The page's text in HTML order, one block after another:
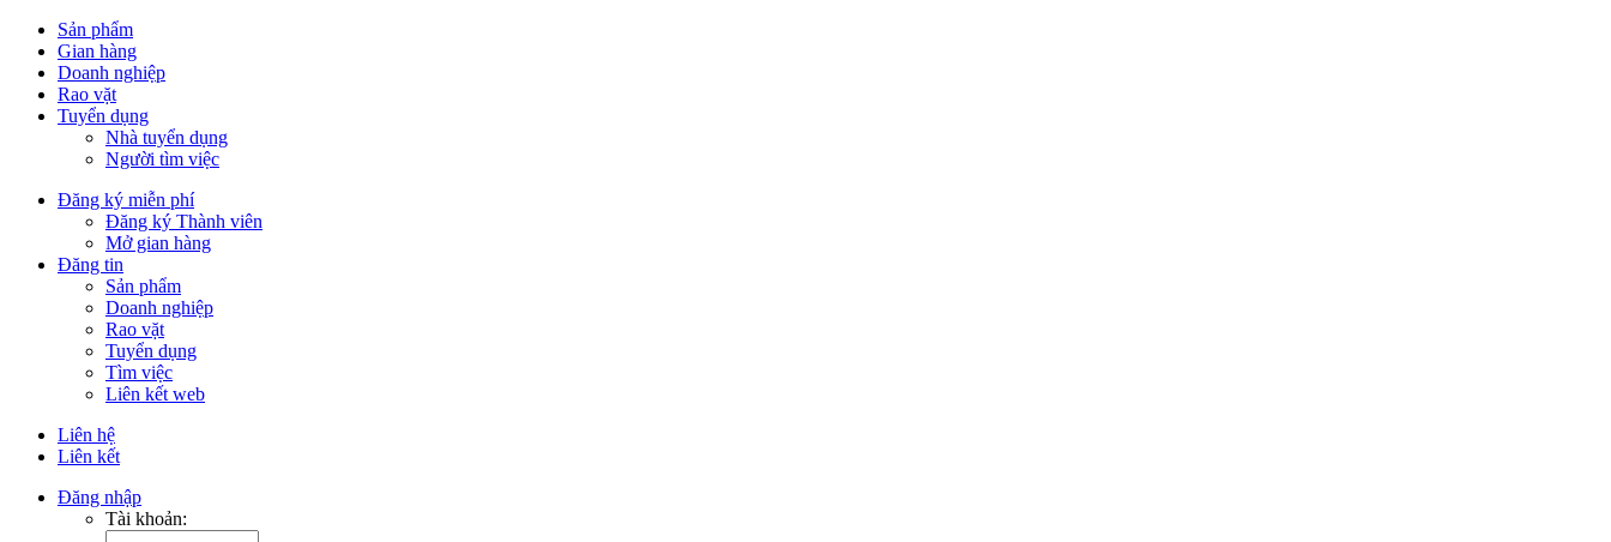
Sản phẩm
Gian hàng
Doanh nghiệp
Rao vặt
Tuyển dụng
Nhà tuyển dụng
Người tìm việc
Đăng ký miễn phí
Đăng ký Thành viên
Mở gian hàng
Đăng tin
Sản phẩm
Doanh nghiệp
Rao vặt
Tuyển dụng
Tìm việc
Liên kết web
Liên hệ
Liên kết
Đăng nhập
Tài khoản: